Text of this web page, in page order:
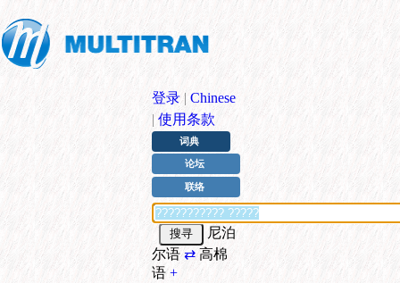
登录 | Chinese
| 使用条款
词典
论坛
联络
尼泊
尔语⇄ 高棉
语 +